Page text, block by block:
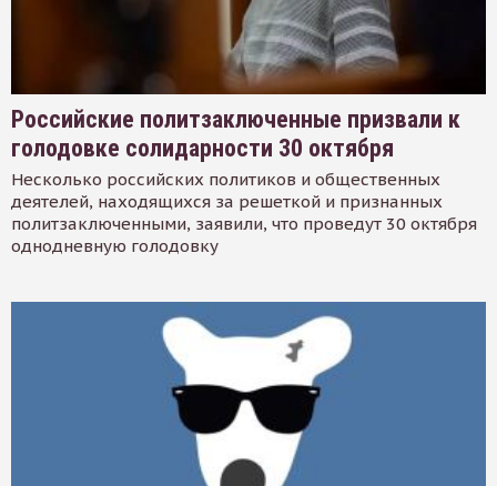
Российские политзаключенные призвали к
голодовке солидарности 30 октября
Несколько российских политиков и общественных
деятелей, находящихся за решеткой и признанных
политзаключенными, заявили, что проведут 30 октября
однодневную голодовку